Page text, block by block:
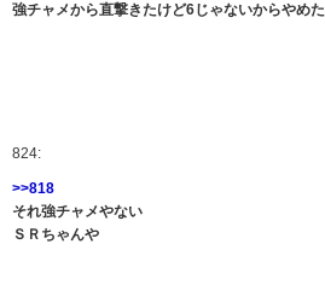
強チャメから直撃きたけど6じゃないからやめた
824:
>>818
それ強チャメやない
ＳＲちゃんや